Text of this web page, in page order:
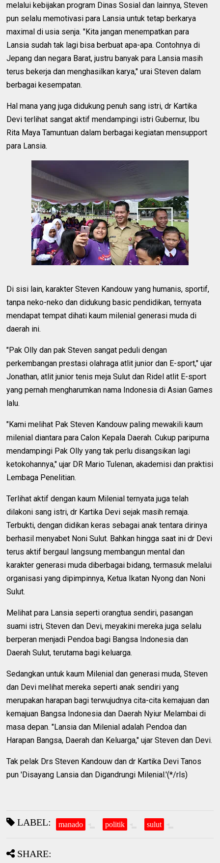
melalui kebijakan program Dinas Sosial dan lainnya, Steven
pun selalu memotivasi para Lansia untuk tetap berkarya
maximal di usia senja. "Kita jangan menempatkan para
Lansia sudah tak lagi bisa berbuat apa-apa. Contohnya di
Jepang dan negara Barat, justru banyak para Lansia masih
terus bekerja dan menghasilkan karya," urai Steven dalam
berbagai kesempatan.
Hal mana yang juga didukung penuh sang istri, dr Kartika
Devi terlihat sangat aktif mendampingi istri Gubernur, Ibu
Rita Maya Tamuntuan dalam berbagai kegiatan mensupport
para Lansia.
Di sisi lain, karakter Steven Kandouw yang humanis, sportif,
tanpa neko-neko dan didukung basic pendidikan, ternyata
mendapat tempat dihati kaum milenial generasi muda di
daerah ini.
"Pak Olly dan pak Steven sangat peduli dengan
perkembangan prestasi olahraga atlit junior dan E-sport," ujar
Jonathan, atlit junior tenis meja Sulut dan Ridel atlit E-sport
yang pernah mengharumkan nama Indonesia di Asian Games
lalu.
"Kami melihat Pak Steven Kandouw paling mewakili kaum
milenial diantara para Calon Kepala Daerah. Cukup paripurna
mendampingi Pak Olly yang tak perlu disangsikan lagi
ketokohannya," ujar DR Mario Tulenan, akademisi dan praktisi
Lembaga Penelitian.
Terlihat aktif dengan kaum Milenial ternyata juga telah
dilakoni sang istri, dr Kartika Devi sejak masih remaja.
Terbukti, dengan didikan keras sebagai anak tentara dirinya
berhasil menyabet Noni Sulut. Bahkan hingga saat ini dr Devi
terus aktif bergaul langsung membangun mental dan
karakter generasi muda diberbagai bidang, termasuk melalui
organisasi yang dipimpinnya, Ketua Ikatan Nyong dan Noni
Sulut.
Melihat para Lansia seperti orangtua sendiri, pasangan
suami istri, Steven dan Devi, meyakini mereka juga selalu
berperan menjadi Pendoa bagi Bangsa Indonesia dan
Daerah Sulut, terutama bagi keluarga.
Sedangkan untuk kaum Milenial dan generasi muda, Steven
dan Devi melihat mereka seperti anak sendiri yang
merupakan harapan bagi terwujudnya cita-cita kemajuan dan
kemajuan Bangsa Indonesia dan Daerah Nyiur Melambai di
masa depan. "Lansia dan Milenial adalah Pendoa dan
Harapan Bangsa, Daerah dan Keluarga," ujar Steven dan Devi.
Tak pelak Drs Steven Kandouw dan dr Kartika Devi Tanos
pun 'Disayang Lansia dan Digandrungi Milenial.'(*/rls)
LABEL: manado politik sulut
SHARE: